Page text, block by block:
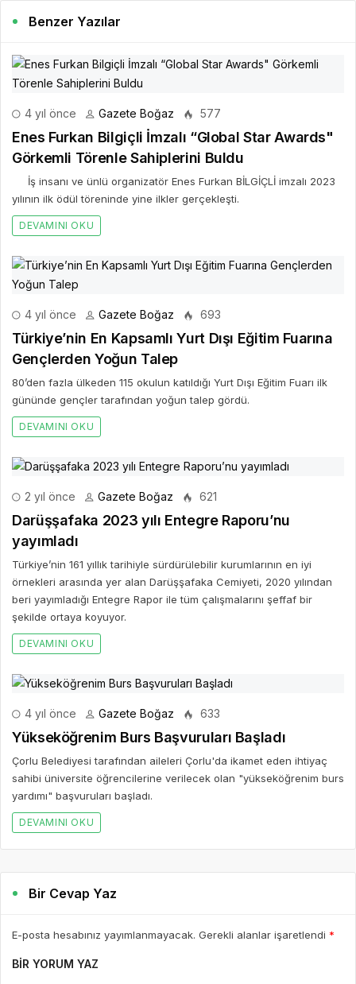
Benzer Yazılar
4 yıl önce Gazete Boğaz 577
Enes Furkan Bilgiçli İmzalı “Global Star Awards"
Görkemli Törenle Sahiplerini Buldu
İş insanı ve ünlü organizatör Enes Furkan BİLGİÇLİ imzalı 2023
yılının ilk ödül töreninde yine ilkler gerçekleşti.
DEVAMINI OKU
4 yıl önce Gazete Boğaz 693
Türkiye’nin En Kapsamlı Yurt Dışı Eğitim Fuarına
Gençlerden Yoğun Talep
80’den fazla ülkeden 115 okulun katıldığı Yurt Dışı Eğitim Fuarı ilk
gününde gençler tarafından yoğun talep gördü.
DEVAMINI OKU
2 yıl önce Gazete Boğaz 621
Darüşşafaka 2023 yılı Entegre Raporu’nu
yayımladı
Türkiye’nin 161 yıllık tarihiyle sürdürülebilir kurumlarının en iyi
örnekleri arasında yer alan Darüşşafaka Cemiyeti, 2020 yılından
beri yayımladığı Entegre Rapor ile tüm çalışmalarını şeffaf bir
şekilde ortaya koyuyor.
DEVAMINI OKU
4 yıl önce Gazete Boğaz 633
Yükseköğrenim Burs Başvuruları Başladı
Çorlu Belediyesi tarafından aileleri Çorlu'da ikamet eden ihtiyaç
sahibi üniversite öğrencilerine verilecek olan "yükseköğrenim burs
yardımı" başvuruları başladı.
DEVAMINI OKU
Bir Cevap Yaz
E-posta hesabınız yayımlanmayacak. Gerekli alanlar işaretlendi *
BIR YORUM YAZ